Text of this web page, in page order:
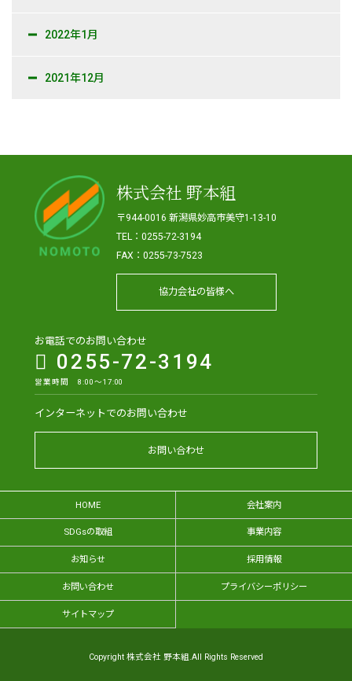
2022年1月
2021年12月
株式会社 野本組
〒944-0016 新潟県妙高市美守1-13-10
TEL：0255-72-3194
FAX：0255-73-7523
協力会社の皆様へ
お電話でのお問い合わせ
0255-72-3194
営業時間 8:00～17:00
インターネットでのお問い合わせ
お問い合わせ
HOME 会社案内
SDGsの取組 事業内容
お知らせ 採用情報
お問い合わせ プライバシーポリシー
サイトマップ
Copyright 株式会社 野本組.All Rights Reserved